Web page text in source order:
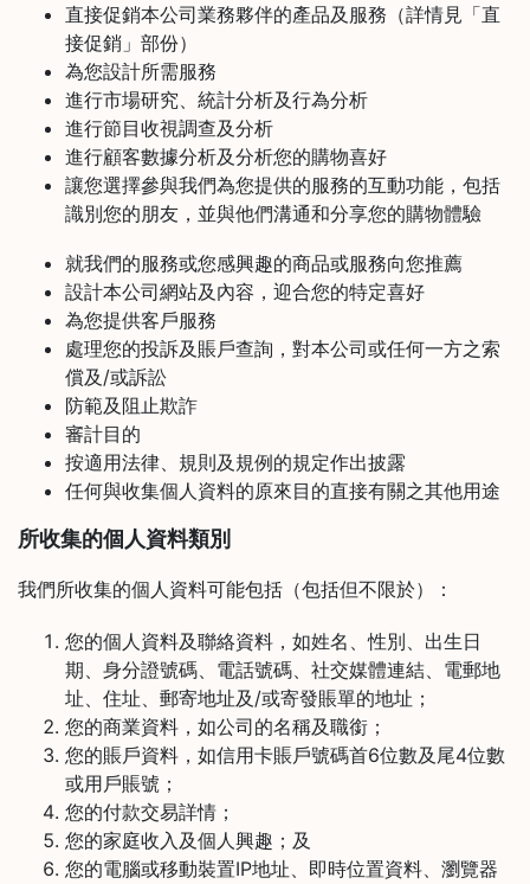
品
興
趣
程
常
見
聯
絡
我
門
直接促銷本公司業務夥伴的產品及服務（詳情見「直
接促銷」部份）
為您設計所需服務
進行市場研究、統計分析及行為分析
進行節目收視調查及分析
進行顧客數據分析及分析您的購物喜好
讓您選擇參與我們為您提供的服務的互動功能，包括
識別您的朋友，並與他們溝通和分享您的購物體驗
就我們的服務或您感興趣的商品或服務向您推薦
設計本公司網站及內容，迎合您的特定喜好
為您提供客戶服務
處理您的投訴及賬戶查詢，對本公司或任何一方之索
償及/或訴訟
防範及阻止欺詐
審計目的
按適用法律、規則及規例的規定作出披露
任何與收集個人資料的原來目的直接有關之其他用途
所收集的個人資料類別
我們所收集的個人資料可能包括（包括但不限於）：
您的個人資料及聯絡資料，如姓名、性別、出生日
期、身分證號碼、電話號碼、社交媒體連結、電郵地
址、住址、郵寄地址及/或寄發賬單的地址；
您的商業資料，如公司的名稱及職銜；
您的賬戶資料，如信用卡賬戶號碼首6位數及尾4位數
或用戶賬號；
您的付款交易詳情；
您的家庭收入及個人興趣；及
您的電腦或移動裝置IP地址、即時位置資料、瀏覽器